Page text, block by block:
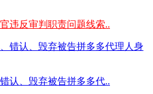
违反审判职责问题线索..
认、毁弃被告拼多多代..